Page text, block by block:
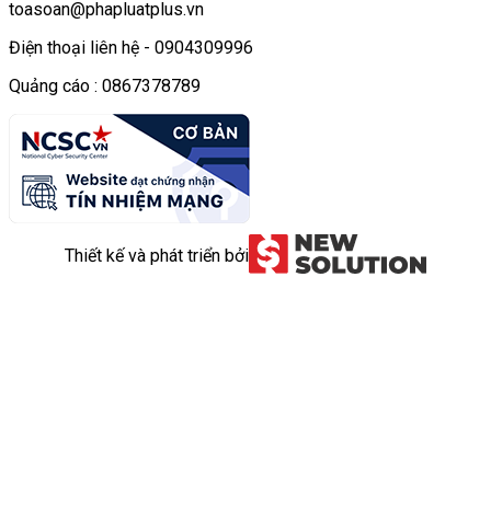
toasoan@phapluatplus.vn
Điện thoại liên hệ - 0904309996
Quảng cáo : 0867378789
Thiết kế và phát triển bởi